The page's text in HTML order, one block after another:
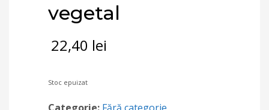
vegetal
22,40 lei
Stoc epuizat